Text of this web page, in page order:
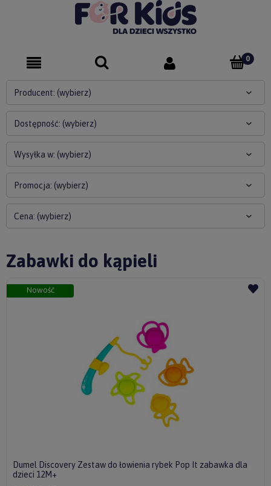
Producent: (wybierz)
Dostępność: (wybierz)
Wysyłka w: (wybierz)
Cena: (wybierz)
Promocja: (wybierz)
Zabawki do kąpieli
Dumel Discovery Zestaw do łowienia rybek Pop It zabawka dla
dzieci 12M+
Nowość